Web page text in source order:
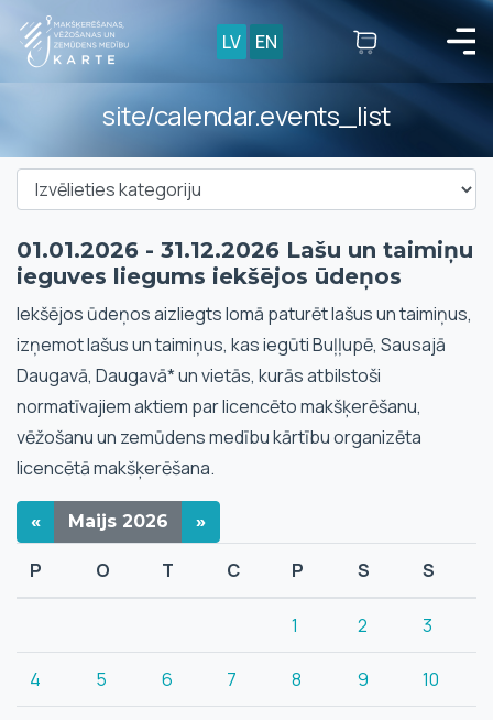
LV EN
site/calendar.events_list
01.01.2026 - 31.12.2026 Lašu un taimiņu
ieguves liegums iekšējos ūdeņos
Iekšējos ūdeņos aizliegts lomā paturēt lašus un taimiņus,
izņemot lašus un taimiņus, kas iegūti Buļļupē, Sausajā
Daugavā, Daugavā* un vietās, kurās atbilstoši
normatīvajiem aktiem par licencēto makšķerēšanu,
vēžošanu un zemūdens medību kārtību organizēta
licencētā makšķerēšana.
« Maijs 2026 »
P O T C P S S
1 2 3
4 5 6 7 8 9 10